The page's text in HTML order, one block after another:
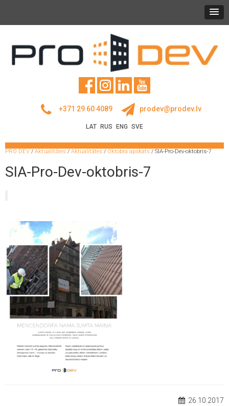
+371 29 60 4089 prodev@prodev.lv
LAT RUS ENG SVE
PRO DEV / Aktualitātes / Aktualitātes / Oktobra apskats / SIA-Pro-Dev-oktobris-7
SIA-Pro-Dev-oktobris-7
26.10.2017